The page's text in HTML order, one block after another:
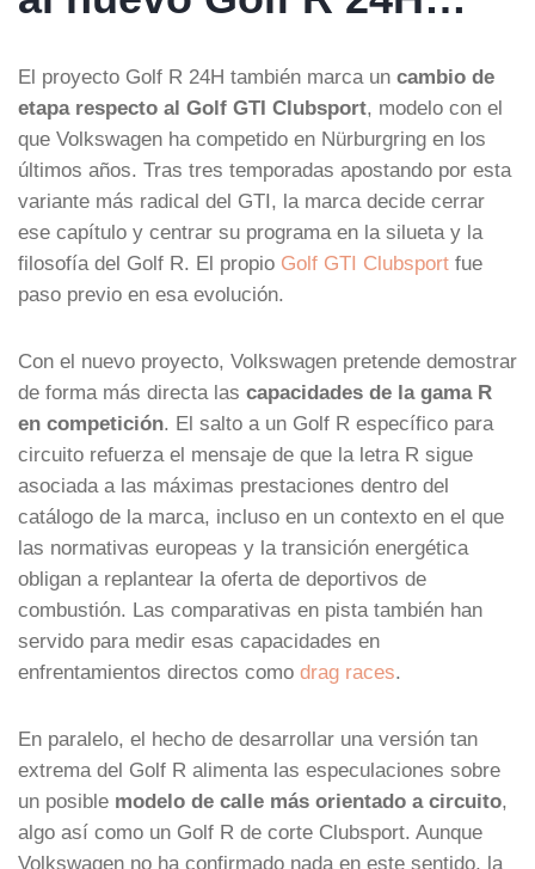
El proyecto Golf R 24H también marca un cambio de
etapa respecto al Golf GTI Clubsport, modelo con el
que Volkswagen ha competido en Nürburgring en los
últimos años. Tras tres temporadas apostando por esta
variante más radical del GTI, la marca decide cerrar
ese capítulo y centrar su programa en la silueta y la
filosofía del Golf R. El propio Golf GTI Clubsport fue
paso previo en esa evolución.
Con el nuevo proyecto, Volkswagen pretende demostrar
de forma más directa las capacidades de la gama R
en competición. El salto a un Golf R específico para
circuito refuerza el mensaje de que la letra R sigue
asociada a las máximas prestaciones dentro del
catálogo de la marca, incluso en un contexto en el que
las normativas europeas y la transición energética
obligan a replantear la oferta de deportivos de
combustión. Las comparativas en pista también han
servido para medir esas capacidades en
enfrentamientos directos como drag races.
En paralelo, el hecho de desarrollar una versión tan
extrema del Golf R alimenta las especulaciones sobre
un posible modelo de calle más orientado a circuito,
algo así como un Golf R de corte Clubsport. Aunque
Volkswagen no ha confirmado nada en este sentido, la